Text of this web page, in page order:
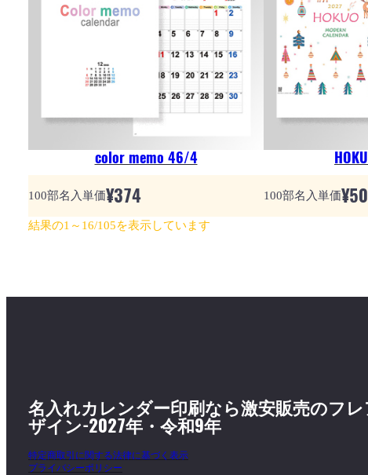
color memo 46/4
100部名入単価¥374 100部名入単価¥
結果の1～16/105を表示しています
名入れカレンダー印刷なら激安販売のフ
ザイン-2027年・令和9年
特定商取引に関する法律に基づく表示
プライバシーポリシー